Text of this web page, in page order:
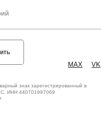
VK
MAX
ИНН 440701997069
знак зарегистрированный в